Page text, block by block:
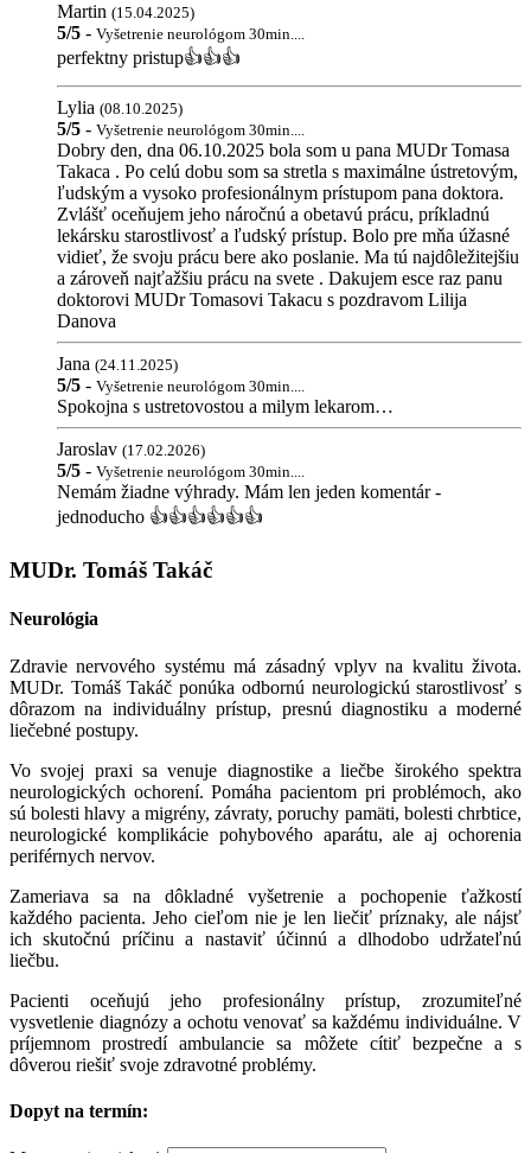
Martin (15.04.2025)
5/5 - Vyšetrenie neurológom 30min....
perfektny pristup👍👍👍
Lylia (08.10.2025)
5/5 - Vyšetrenie neurológom 30min....
Dobry den, dna 06.10.2025 bola som u pana MUDr Tomasa
Takaca . Po celú dobu som sa stretla s maximálne ústretovým,
ľudským a vysoko profesionálnym prístupom pana doktora.
Zvlášť oceňujem jeho náročnú a obetavú prácu, príkladnú
lekársku starostlivosť a ľudský prístup. Bolo pre mňa úžasné
vidieť, že svoju prácu bere ako poslanie. Ma tú najdôležitejšiu
a zároveň najťažšiu prácu na svete . Dakujem esce raz panu
doktorovi MUDr Tomasovi Takacu s pozdravom Lilija
Danova
Jana (24.11.2025)
5/5 - Vyšetrenie neurológom 30min....
Spokojna s ustretovostou a milym lekarom…
Jaroslav (17.02.2026)
5/5 - Vyšetrenie neurológom 30min....
Nemám žiadne výhrady. Mám len jeden komentár -
jednoducho 👍👍👍👍👍👍
MUDr. Tomáš Takáč
Neurológia
Zdravie nervového systému má zásadný vplyv na kvalitu života.
MUDr. Tomáš Takáč ponúka odbornú neurologickú starostlivosť s
dôrazom na individuálny prístup, presnú diagnostiku a moderné
liečebné postupy.
Vo svojej praxi sa venuje diagnostike a liečbe širokého spektra
neurologických ochorení. Pomáha pacientom pri problémoch, ako
sú bolesti hlavy a migrény, závraty, poruchy pamäti, bolesti chrbtice,
neurologické komplikácie pohybového aparátu, ale aj ochorenia
periférnych nervov.
Zameriava sa na dôkladné vyšetrenie a pochopenie ťažkostí
každého pacienta. Jeho cieľom nie je len liečiť príznaky, ale nájsť
ich skutočnú príčinu a nastaviť účinnú a dlhodobo udržateľnú
liečbu.
Pacienti oceňujú jeho profesionálny prístup, zrozumiteľné
vysvetlenie diagnózy a ochotu venovať sa každému individuálne. V
príjemnom prostredí ambulancie sa môžete cítiť bezpečne a s
dôverou riešiť svoje zdravotné problémy.
Dopyt na termín: